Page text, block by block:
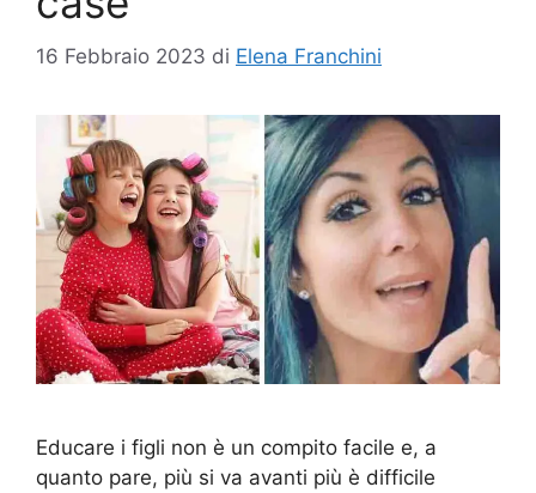
16 Febbraio 2023 di Elena Franchini
Educare i figli non è un compito facile e, a
quanto pare, più si va avanti più è difficile